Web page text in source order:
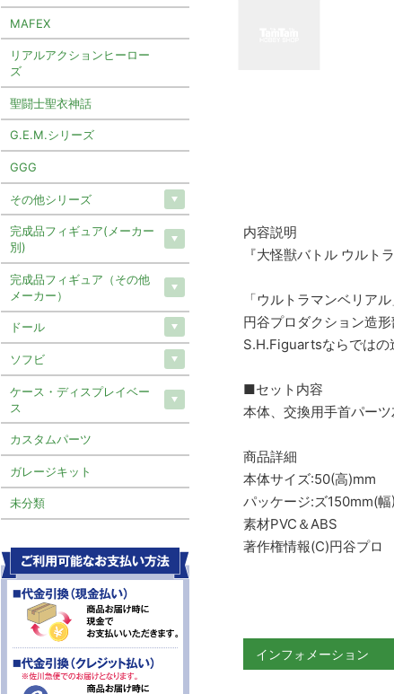
内容説明
『大怪獣バトル ウルト
「ウルトラマンベリア
円谷プロダクション造
S.H.Figuartsならではの
■セット内容
本体、交換用手首パー
商品詳細
本体サイズ:50(高)mm
パッケージ:ズ150mm(
素材PVC＆ABS
著作権情報(C)円谷プロ
インフォメーション
MAFEX
リアルアクションヒーロー
ズ
聖闘士聖衣神話
G.E.M.シリーズ
GGG
その他シリーズ
完成品フィギュア(メーカー
別)
完成品フィギュア（その他
メーカー）
ドール
ソフビ
ケース・ディスプレイベー
ス
カスタムパーツ
ガレージキット
未分類